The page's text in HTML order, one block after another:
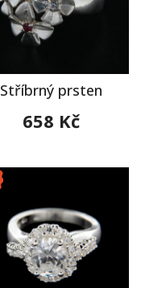
Stříbrný prsten
658 Kč